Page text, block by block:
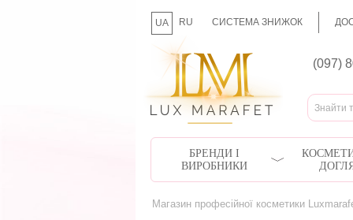
UA RU СИСТЕМА ЗНИЖОК
(097)
БРЕНДИ І
ВИРОБНИКИ
Магазин професійної косметики